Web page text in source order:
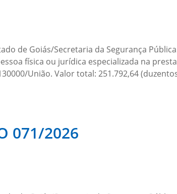
de Goiás/Secretaria da Segurança Pública.
física ou jurídica especializada na
União. Valor total: 251.792,64
071/2026